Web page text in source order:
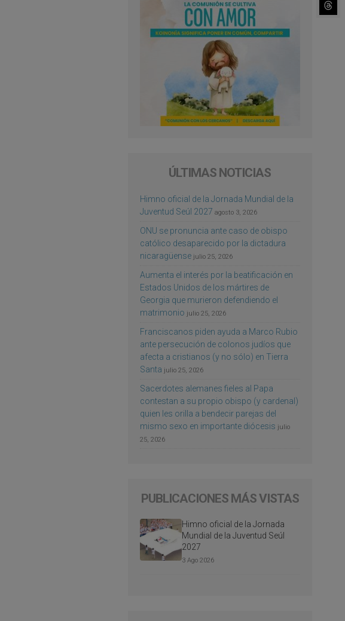
ÚLTIMAS NOTICIAS
Himno oficial de la Jornada Mundial de la
Juventud Seúl 2027 agosto 3, 2026
ONU se pronuncia ante caso de obispo
católico desaparecido por la dictadura
nicaragüense julio 25, 2026
Aumenta el interés por la beatificación en
Estados Unidos de los mártires de
Georgia que murieron defendiendo el
matrimonio julio 25, 2026
Franciscanos piden ayuda a Marco Rubio
ante persecución de colonos judíos que
afecta a cristianos (y no sólo) en Tierra
Santa julio 25, 2026
Sacerdotes alemanes fieles al Papa
contestan a su propio obispo (y cardenal)
quien les orilla a bendecir parejas del
mismo sexo en importante diócesis julio
25, 2026
PUBLICACIONES MÁS VISTAS
Himno oficial de la Jornada
Mundial de la Juventud Seúl
2027
3 Ago 2026